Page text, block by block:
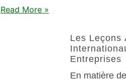
Read More »
Les Leçons
Entreprises
En matière